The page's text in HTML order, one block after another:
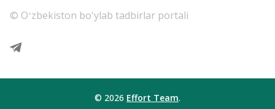
© Oʻzbekiston bo'ylab tadbirlar portali
© 2026 Effort Team.